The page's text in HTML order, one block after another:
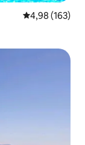
4,98 de uma
4,98 (163)